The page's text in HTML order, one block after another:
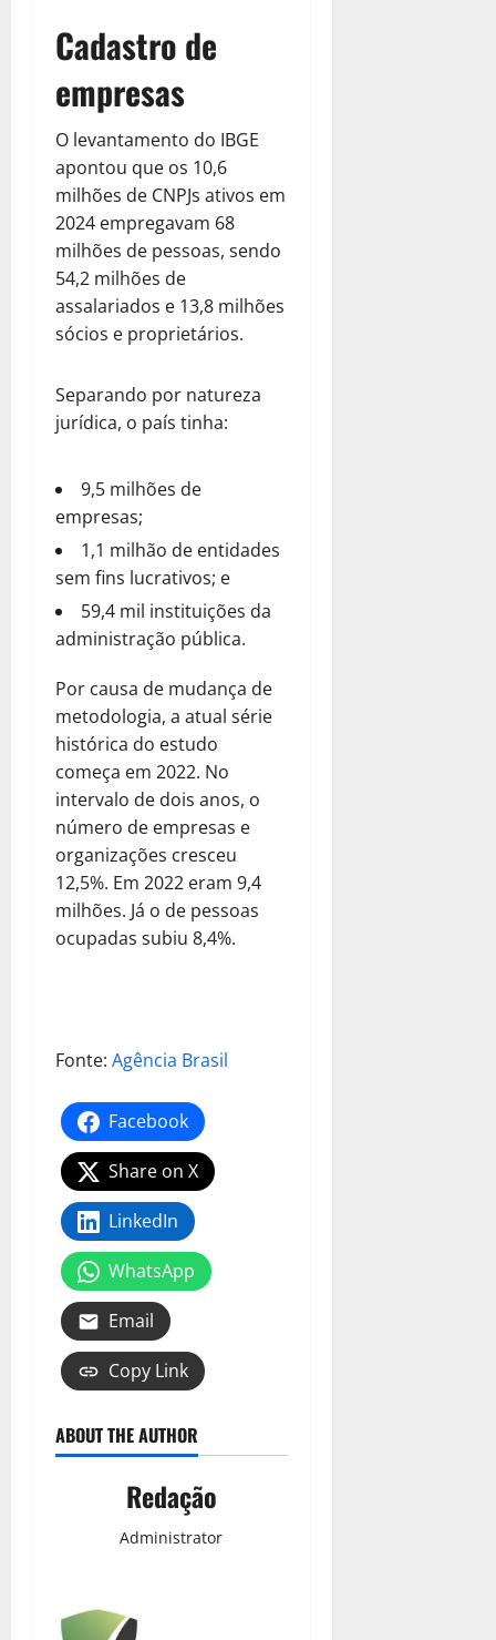
Cadastro de
empresas
O levantamento do IBGE
apontou que os 10,6
milhões de CNPJs ativos em
2024 empregavam 68
milhões de pessoas, sendo
54,2 milhões de
assalariados e 13,8 milhões
sócios e proprietários.
Separando por natureza
jurídica, o país tinha:
9,5 milhões de
empresas;
1,1 milhão de entidades
sem fins lucrativos; e
59,4 mil instituições da
administração pública.
Por causa de mudança de
metodologia, a atual série
histórica do estudo
começa em 2022. No
intervalo de dois anos, o
número de empresas e
organizações cresceu
12,5%. Em 2022 eram 9,4
milhões. Já o de pessoas
ocupadas subiu 8,4%.
Fonte: Agência Brasil
Facebook
Share on X
LinkedIn
WhatsApp
Email
Copy Link
ABOUT THE AUTHOR
Redação
Administrator